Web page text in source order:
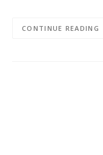
CONTINUE READING